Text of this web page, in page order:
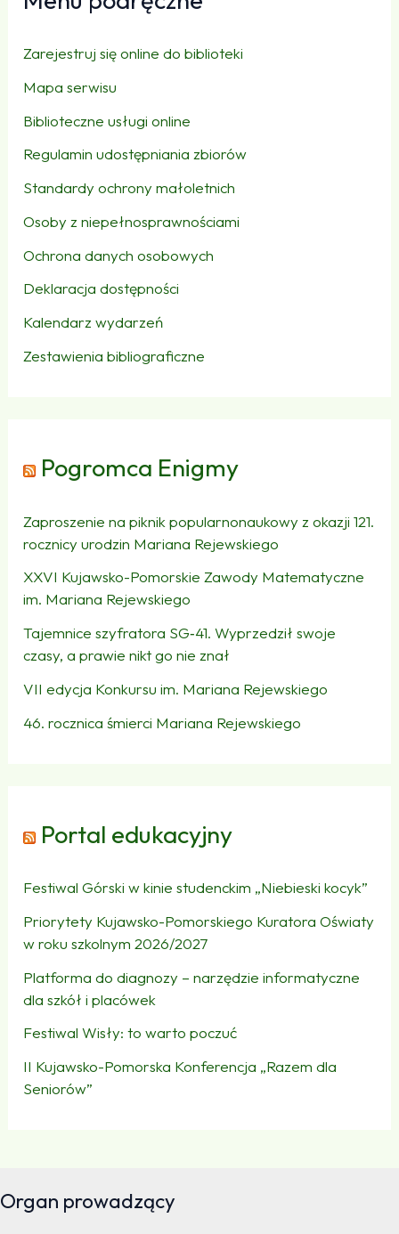
Zarejestruj się online do biblioteki
Mapa serwisu
Biblioteczne usługi online
Regulamin udostępniania zbiorów
Standardy ochrony małoletnich
Osoby z niepełnosprawnościami
Ochrona danych osobowych
Deklaracja dostępności
Kalendarz wydarzeń
Zestawienia bibliograficzne
Pogromca Enigmy
Zaproszenie na piknik popularnonaukowy z okazji 121.
rocznicy urodzin Mariana Rejewskiego
XXVI Kujawsko-Pomorskie Zawody Matematyczne
im. Mariana Rejewskiego
Tajemnice szyfratora SG‑41. Wyprzedził swoje
czasy, a prawie nikt go nie znał
VII edycja Konkursu im. Mariana Rejewskiego
46. rocznica śmierci Mariana Rejewskiego
Portal edukacyjny
Festiwal Górski w kinie studenckim „Niebieski kocyk”
Priorytety Kujawsko-Pomorskiego Kuratora Oświaty
w roku szkolnym 2026/2027
Platforma do diagnozy – narzędzie informatyczne
dla szkół i placówek
Festiwal Wisły: to warto poczuć
II Kujawsko-Pomorska Konferencja „Razem dla
Seniorów”
Organ prowadzący